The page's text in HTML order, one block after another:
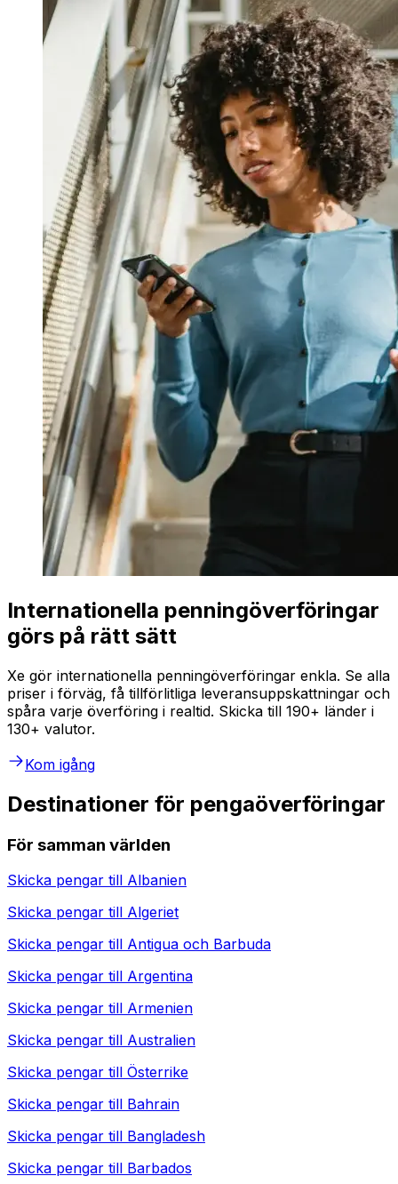
Internationella penningöverföringar
görs på rätt sätt
Xe gör internationella penningöverföringar enkla. Se alla
priser i förväg, få tillförlitliga leveransuppskattningar och
spåra varje överföring i realtid. Skicka till 190+ länder i
130+ valutor.
Kom igång
Destinationer för pengaöverföringar
För samman världen
Skicka pengar till Albanien
Skicka pengar till Algeriet
Skicka pengar till Antigua och Barbuda
Skicka pengar till Argentina
Skicka pengar till Armenien
Skicka pengar till Australien
Skicka pengar till Österrike
Skicka pengar till Bahrain
Skicka pengar till Bangladesh
Skicka pengar till Barbados